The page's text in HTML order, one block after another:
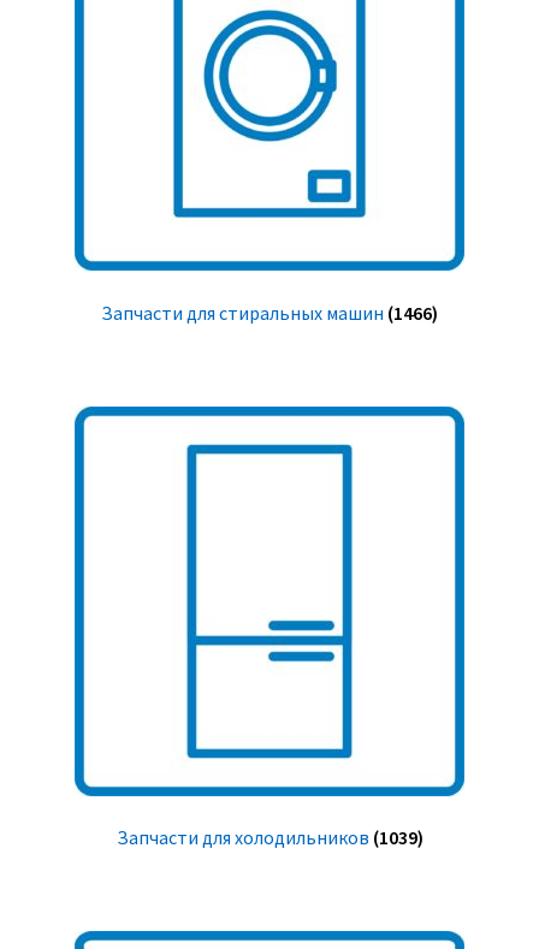
Запчасти для стиральных машин (1466)
Запчасти для холодильников (1039)